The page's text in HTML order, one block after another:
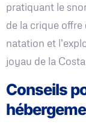
pratiquant le
de la crique
natation et
joyau de la
Conseils